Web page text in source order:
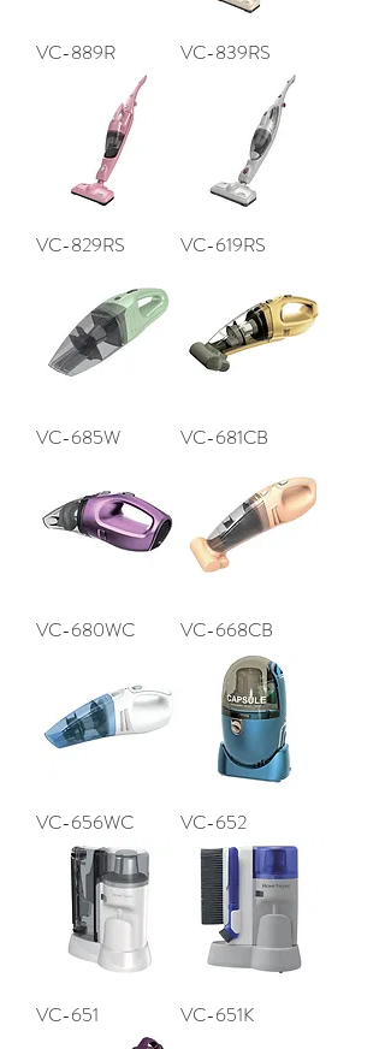
VC-889R VC-839RS
VC-829RS VC-619RS
VC-685W VC-681CB
VC-680WC VC-668CB
VC-656WC VC-652
VC-651 VC-651K